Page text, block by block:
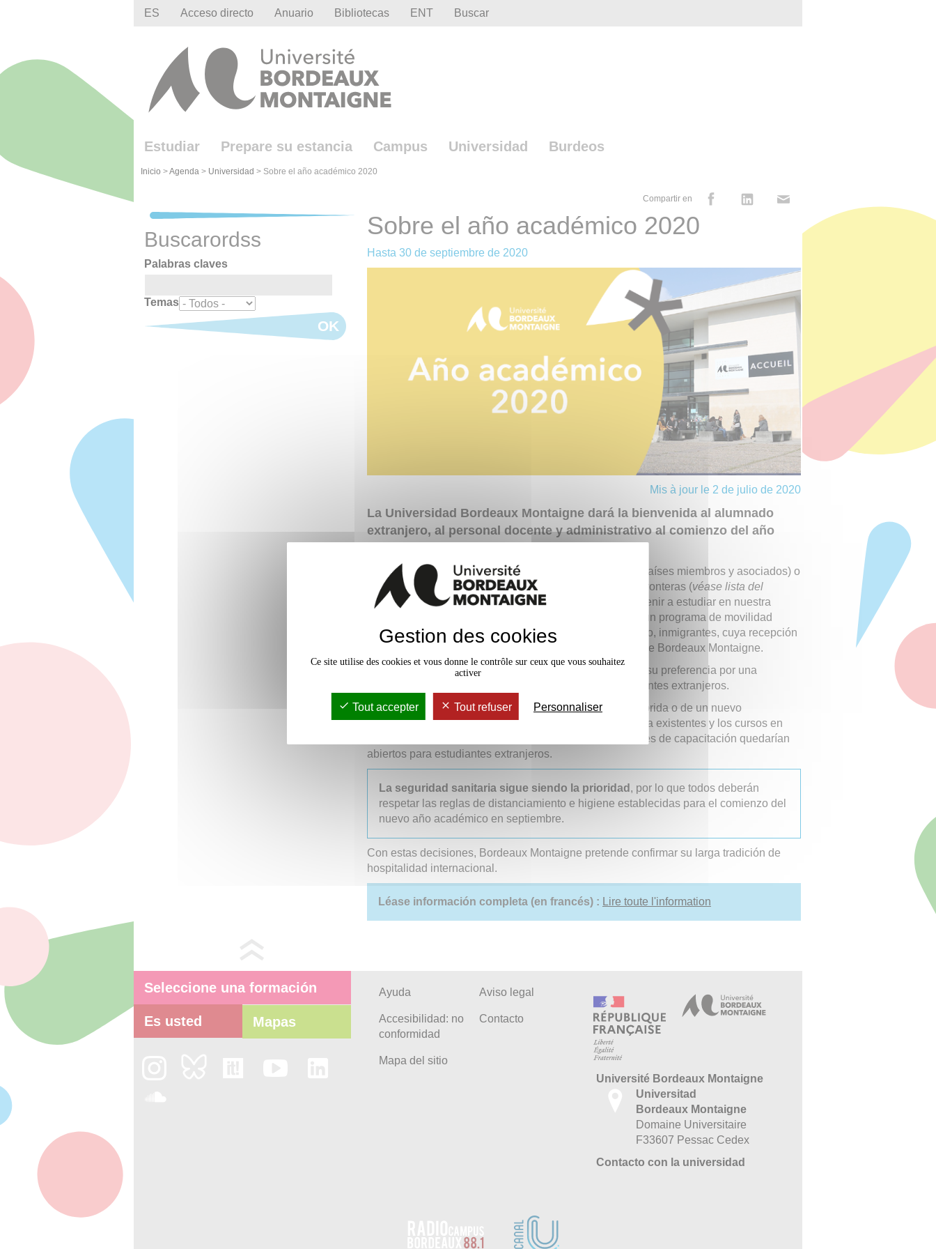
ES Acceso directo Anuario Bibliotecas ENT Buscar
Estudiar Prepare su estancia Campus Universidad Burdeos
Inicio >Agenda > Universidad > Sobre el año académico 2020
Compartir en
Sobre el año académico 2020
Hasta 30 de septiembre de 2020
Mis à jour le 2 de julio de 2020
La Universidad Bordeaux Montaigne dará la bienvenida al alumnado
extranjero, al personal docente y administrativo al comienzo del año
Todas las personas procedentes de la zona Schengen (países miembros y asociados) o
de uno de los países afectados por la reapertura de sus fronteras (véase lista del
consejo de la UE ->https://reopen.europa.eu/fr
) podrán venir a estudiar en nuestra
universidad en Septiembre de 2020, ya formen parte de un programa de movilidad
(Erasmus+), sean estudiantes particulares o, por supuesto, inmigrantes, cuya recepción
en Nueva Aquitania es administrada por la Universidad de Bordeaux Montaigne.
Nuestra universidad siempre ha demostrado claramente su preferencia por una
enseñanza presencial, que obviamente incluye a estudiantes extranjeros.
Sin embargo, en caso de una configuración de clases híbrida o de un nuevo
confinamiento, nuestros cursos de aprendizaje a distancia existentes y los cursos en
plataforma digital desarrollados actualmente por entidades de capacitación quedarían
abiertos para estudiantes extranjeros.
La seguridad sanitaria sigue siendo la prioridad , por lo que todos deberán
respetar las reglas de distanciamiento e higiene establecidas para el comienzo del
nuevo año académico en septiembre.
Con estas decisiones, Bordeaux Montaigne pretende confirmar su larga tradición de
hospitalidad internacional.
Léase información completa (en francés) : Lire toute l'information
Buscarordss
Palabras claves
Temas
OK
Seleccione una formación
Es usted Mapas
Ayuda
Accesibilidad: no
conformidad
Mapa del sitio
Aviso legal
Contacto
Université Bordeaux Montaigne
Universitad
Bordeaux Montaigne
Domaine Universitaire
F33607 Pessac Cedex
Contacto con la universidad
Gestion des cookies
Ce site utilise des cookies et vous donne le contrôle sur ceux que vous souhaitez
activer
Tout accepter Tout refuser Personnaliser